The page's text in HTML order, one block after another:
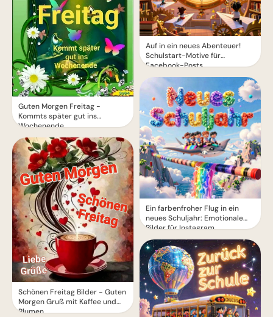
Guten Morgen Freitag -
Kommts später gut ins
Wochenende
Schönen Freitag Bilder - Guten
Morgen Gruß mit Kaffee und
Blumen
Auf in ein neues Abenteuer!
Schulstart-Motive für
Facebook-Posts
Ein farbenfroher Flug in ein
neues Schuljahr: Emotionale
Bilder für Instagram